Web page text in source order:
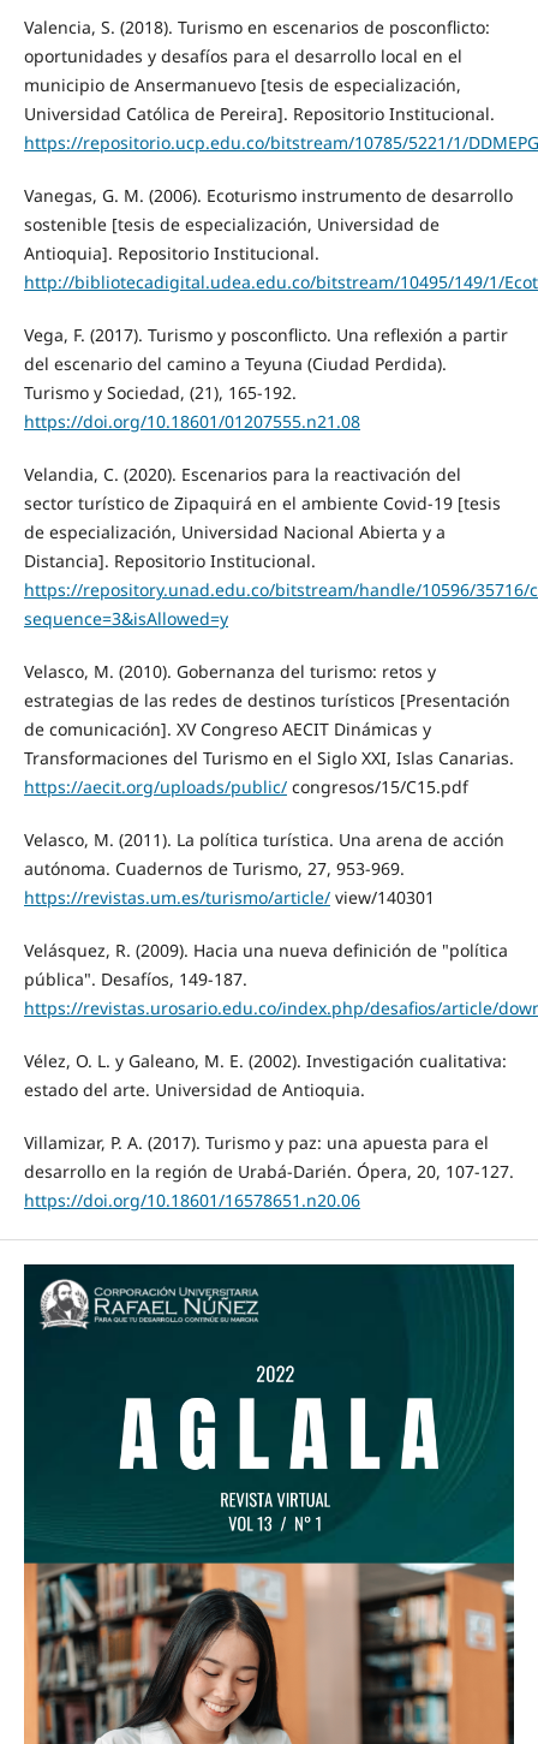
Valencia, S. (2018). Turismo en escenarios de posconflicto:
oportunidades y desafíos para el desarrollo local en el
municipio de Ansermanuevo [tesis de especialización,
Universidad Católica de Pereira]. Repositorio Institucional.
https://repositorio.ucp.edu.co/bitstream/10785/5221/1/
Vanegas, G. M. (2006). Ecoturismo instrumento de desarrollo
sostenible [tesis de especialización, Universidad de
Antioquia]. Repositorio Institucional.
http://bibliotecadigital.udea.edu.co/bitstream/10495/149/1/
Vega, F. (2017). Turismo y posconflicto. Una reflexión a partir
del escenario del camino a Teyuna (Ciudad Perdida).
Turismo y Sociedad, (21), 165-192.
https://doi.org/10.18601/01207555.n21.08
Velandia, C. (2020). Escenarios para la reactivación del
sector turístico de Zipaquirá en el ambiente Covid-19 [tesis
de especialización, Universidad Nacional Abierta y a
Distancia]. Repositorio Institucional.
https://repository.unad.edu.co/bitstream/handle/10596/35716/
sequence=3&isAllowed=y
Velasco, M. (2010). Gobernanza del turismo: retos y
estrategias de las redes de destinos turísticos [Presentación
de comunicación]. XV Congreso AECIT Dinámicas y
Transformaciones del Turismo en el Siglo XXI, Islas Canarias.
https://aecit.org/uploads/public/congresos/15/C15.pdf
Velasco, M. (2011). La política turística. Una arena de acción
autónoma. Cuadernos de Turismo, 27, 953-969.
https://revistas.um.es/turismo/article/view/140301
Velásquez, R. (2009). Hacia una nueva definición de "política
pública". Desafíos, 149-187.
https://revistas.urosario.edu.co/index.php/desafios/article/
Vélez, O. L. y Galeano, M. E. (2002). Investigación cualitativa:
estado del arte. Universidad de Antioquia.
Villamizar, P. A. (2017). Turismo y paz: una apuesta para el
desarrollo en la región de Urabá-Darién. Ópera, 20, 107-127.
https://doi.org/10.18601/16578651.n20.06